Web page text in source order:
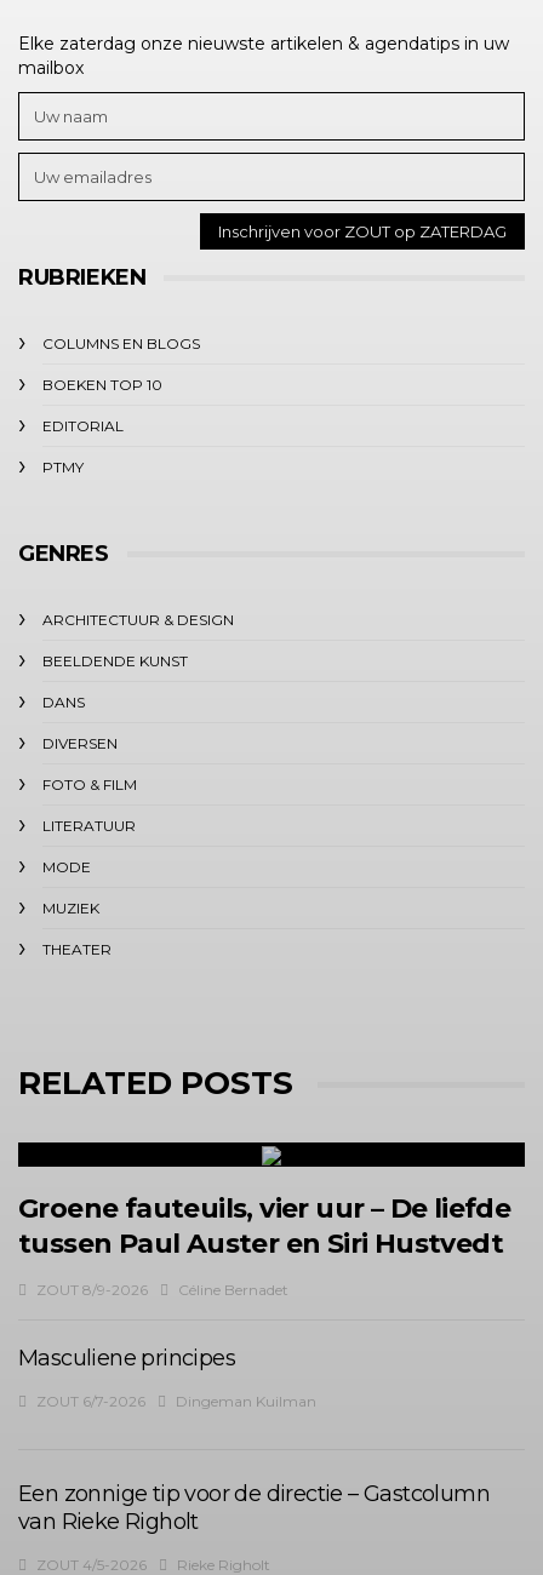
Elke zaterdag onze nieuwste artikelen & agendatips in uw
mailbox
RUBRIEKEN
COLUMNS EN BLOGS
BOEKEN TOP 10
EDITORIAL
PTMY
GENRES
ARCHITECTUUR & DESIGN
BEELDENDE KUNST
DANS
DIVERSEN
FOTO & FILM
LITERATUUR
MODE
MUZIEK
THEATER
RELATED POSTS
Groene fauteuils, vier uur – De liefde
tussen Paul Auster en Siri Hustvedt
ZOUT 8/9-2026 Céline Bernadet
Masculiene principes
ZOUT 6/7-2026 Dingeman Kuilman
Een zonnige tip voor de directie – Gastcolumn
van Rieke Righolt
ZOUT 4/5-2026 Rieke Righolt